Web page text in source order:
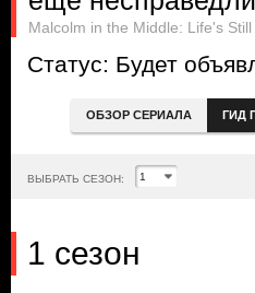
Malcolm in the Middle: Life's
Статус: Будет
ОБЗОР СЕРИАЛА ГИД
ВЫБРАТЬ СЕЗОН:
1 сезон